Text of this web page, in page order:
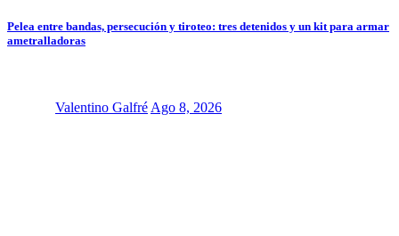
Pelea entre bandas, persecución y tiroteo: tres detenidos y un kit para armar
ametralladoras
Valentino Galfré Ago 8, 2026